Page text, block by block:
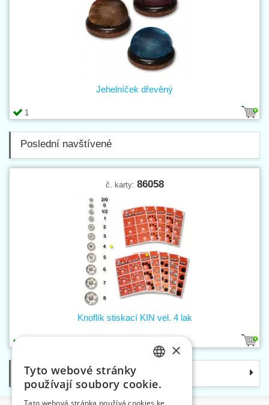
1
Jehelníček dřevěný
Poslední navštívené
č. karty: 86058
Knoflík stiskací KIN vel. 4 lak
Kategorie
×
Tyto webové stránky
používají soubory cookie.
Tato webová stránka používá cookies ke